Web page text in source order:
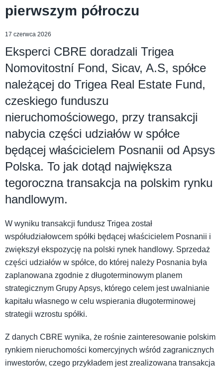
pierwszym półroczu
17 czerwca 2026
Eksperci CBRE doradzali Trigea
Nomovitostní Fond, Sicav, A.S, spółce
należącej do Trigea Real Estate Fund,
czeskiego funduszu
nieruchomościowego, przy transakcji
nabycia części udziałów w spółce
będącej właścicielem Posnanii od Apsys
Polska. To jak dotąd największa
tegoroczna transakcja na polskim rynku
handlowym.
W wyniku transakcji fundusz Trigea został
współudziałowcem spółki będącej właścicielem Posnanii i
zwiększył ekspozycję na polski rynek handlowy. Sprzedaż
części udziałów w spółce, do której należy Posnania była
zaplanowana zgodnie z długoterminowym planem
strategicznym Grupy Apsys, którego celem jest uwalnianie
kapitału własnego w celu wspierania długoterminowej
strategii wzrostu spółki.
Z danych CBRE wynika, że rośnie zainteresowanie polskim
rynkiem nieruchomości komercyjnych wśród zagranicznych
inwestorów, czego przykładem jest zrealizowana transakcja